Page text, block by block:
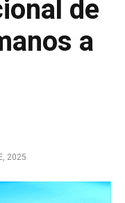
de
a
2025